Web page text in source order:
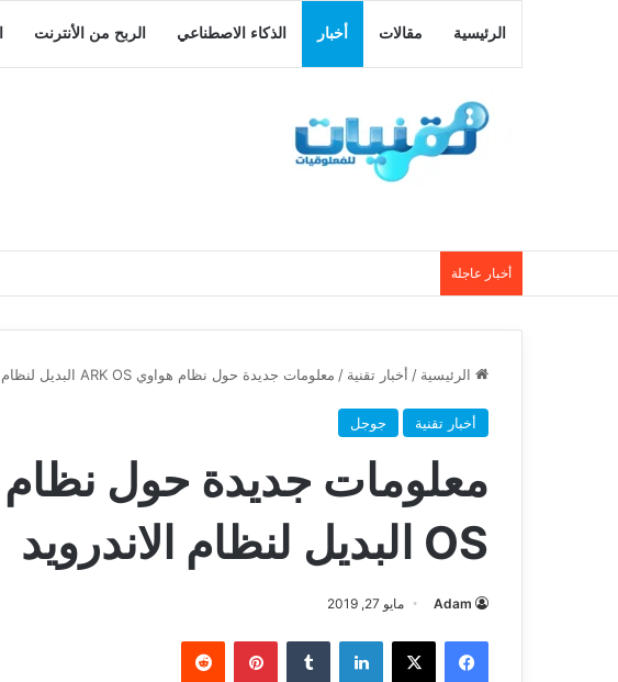
الرئيسية مقالات أخبار الذكاء الاصطناعي الربح من الأنترنت
أخبار عاجلة
الرئيسية / أخبار تقنية / معلومات جديدة حول نظام هواوي ARK OS البديل لنظام الاندرويد
أخبار تقنية جوجل
OS البديل لنظام الاندرويد
Adam مايو 27, 2019
فيسبوك ‫X لينكدإن بينتيريست